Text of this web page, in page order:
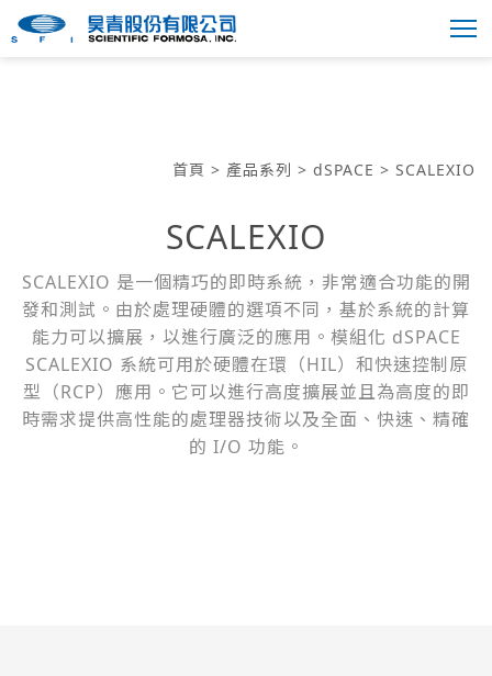
首頁 > 產品系列 > dSPACE > SCALEXIO
SCALEXIO
SCALEXIO 是一個精巧的即時系統，非常適合功能的開
發和測試。由於處理硬體的選項不同，基於系統的計算
能力可以擴展，以進行廣泛的應用。模組化 dSPACE
SCALEXIO 系統可用於硬體在環（HIL）和快速控制原
型（RCP）應用。它可以進行高度擴展並且為高度的即
時需求提供高性能的處理器技術以及全面、快速、精確
的 I/O 功能。